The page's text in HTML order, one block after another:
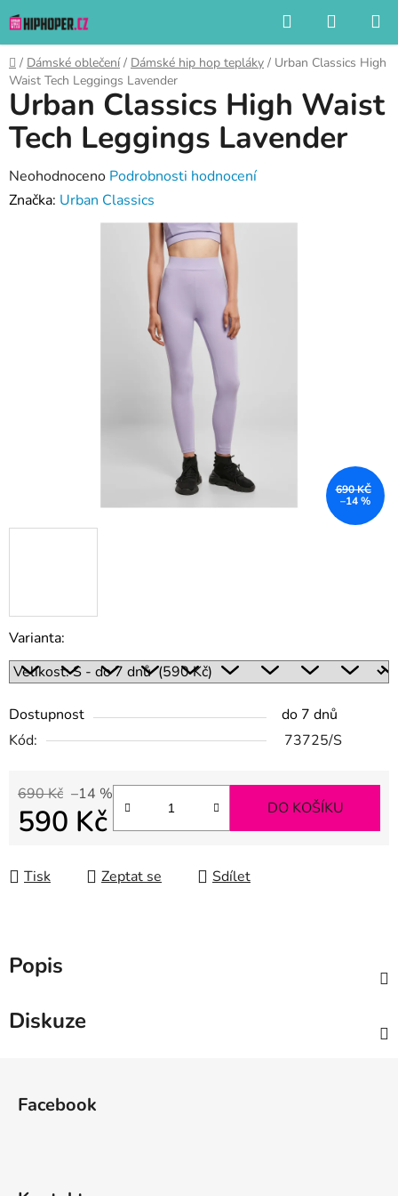
na
obsah
Hledat
KOŠÍK
Domů
/ Dámské oblečení / Dámské hip hop tepláky / Urban Classics High
Waist Tech Leggings Lavender
Varianta:
Dostupnost
do 7 dnů
Kód:
73725/S
690 Kč –14 %
590 Kč DO KOŠÍKU
Tisk Zeptat se Sdílet
Urban Classics High Waist
Tech Leggings Lavender
Průměrné
hodnocení
Neohodnoceno Podrobnosti hodnocení
Značka: Urban Classics
690 KČ
–14 %
Popis
Diskuze
Facebook